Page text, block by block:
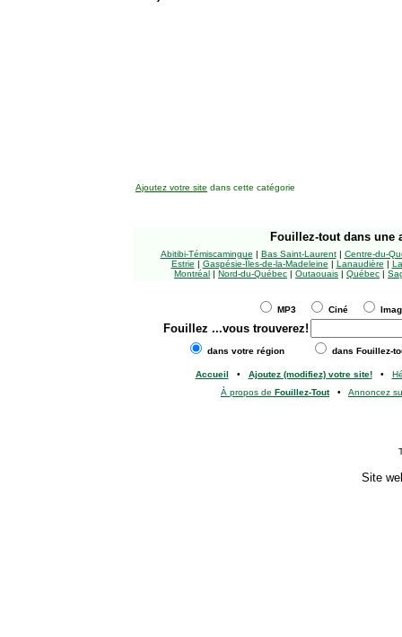
Ajoutez votre site dans cette catégorie
Fouillez-tout dans une
Abitibi-Témiscamingue | Bas Saint-Laurent| Centre-du-
Estrie | Gaspésie-Îles-de-la-Madeleine | Lanaudière |
Montréal | Nord-du-Québec | Outaouais | Québec |
MP3 Ciné
Fouillez ...vous trouverez!
dans votre région dans Fouillez-
Accueil • Ajoutez (modifiez) votre site!•
À propos de Fouillez-Tout• Annoncez
Site